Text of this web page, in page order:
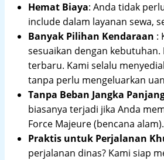
Hemat Biaya: Anda tidak
include dalam layanan sewa,
Banyak Pilihan Kendaraan :
sesuaikan dengan
terbaru. Kami selalu
tanpa perlu mengeluarkan
Tanpa Beban Jangka
biasanya terjadi jika Anda
Force Majeure (bencana alam).
Praktis untuk Perjalanan
perjalanan dinas? Kami siap